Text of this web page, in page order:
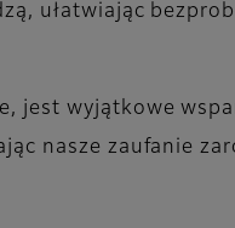
ułatwiając
jest wyjątkowe
nasze zaufanie